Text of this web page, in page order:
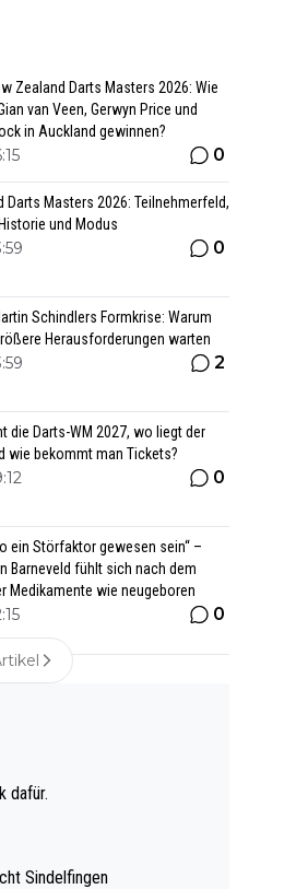
Zealand Darts Masters 2026: Wie
van Veen, Gerwyn Price und
in Auckland gewinnen?
0
Darts Masters 2026: Teilnehmerfeld,
und Modus
0
Schindlers Formkrise: Warum
Herausforderungen warten
2
die Darts-WM 2027, wo liegt der
wie bekommt man Tickets?
0
ein Störfaktor gewesen sein“ –
Barneveld fühlt sich nach dem
Medikamente wie neugeboren
0
dafür.
Sindelfingen